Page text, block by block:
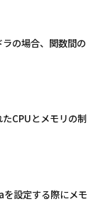
の場合、関数間の
CPUとメモリの制
設定する際にメモ